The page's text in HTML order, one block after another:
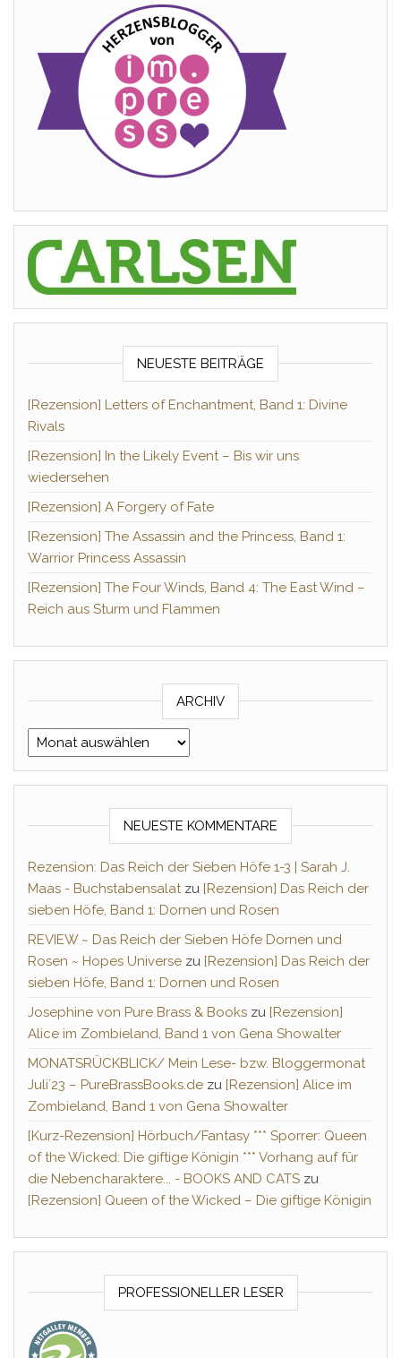
NEUESTE BEITRÄGE
[Rezension] Letters of Enchantment, Band 1: Divine
Rivals
[Rezension] In the Likely Event – Bis wir uns
wiedersehen
[Rezension] A Forgery of Fate
[Rezension] The Assassin and the Princess, Band 1:
Warrior Princess Assassin
[Rezension] The Four Winds, Band 4: The East Wind –
Reich aus Sturm und Flammen
ARCHIV
Archiv
NEUESTE KOMMENTARE
Rezension: Das Reich der Sieben Höfe 1-3 | Sarah J.
Maas - Buchstabensalatzu [Rezension] Das Reich der
sieben Höfe, Band 1: Dornen und Rosen
REVIEW ~ Das Reich der Sieben Höfe Dornen und
Rosen ~ Hopes Universe zu [Rezension] Das Reich der
sieben Höfe, Band 1: Dornen und Rosen
Josephine von Pure Brass & Books zu [Rezension]
Alice im Zombieland, Band 1 von Gena Showalter
MONATSRÜCKBLICK/ Mein Lese- bzw. Bloggermonat
Juli´23 – PureBrassBooks.de zu [Rezension] Alice im
Zombieland, Band 1 von Gena Showalter
[Kurz-Rezension] Hörbuch/Fantasy *** Sporrer: Queen
of the Wicked: Die giftige Königin *** Vorhang auf für
die Nebencharaktere... - BOOKS AND CATS zu
[Rezension] Queen of the Wicked – Die giftige Königin
PROFESSIONELLER LESER